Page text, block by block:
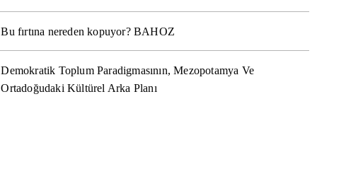
Bu fırtına nereden kopuyor? BAHOZ
Demokratik Toplum Paradigmasının, Mezopotamya Ve
Ortadoğudaki Kültürel Arka Planı